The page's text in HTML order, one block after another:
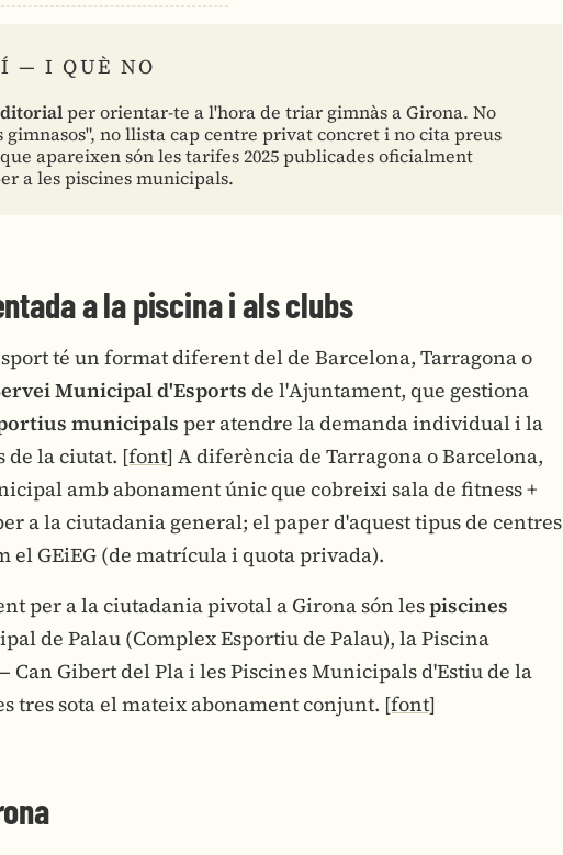
— I QUÈ NO
per orientar-te a l'hora de triar gimnàs a Girona. No
no llista cap centre privat concret i no cita preus
apareixen són les tarifes 2025 publicades oficialment
a les piscines municipals.
a la piscina i als clubs
té un format diferent del de Barcelona, Tarragona o
Municipal d'Esportsde l'Ajuntament, que gestiona
municipals per atendre la demanda individual i la
de la ciutat. [font] A diferència de Tarragona o Barcelona,
amb abonament únic que cobreixi sala de fitness +
a la ciutadania general; el paper d'aquest tipus de centres
el GEiEG (de matrícula i quota privada).
per a la ciutadania pivotal a Girona són lespiscines
de Palau (Complex Esportiu de Palau), la Piscina
Gibert del Pla i les Piscines Municipals d'Estiu de la
tres sota el mateix abonament conjunt. [font]